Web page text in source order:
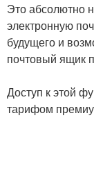
Это абсолютно
электронную
будущего и
почтовый ящик
Доступ к этой
тарифом